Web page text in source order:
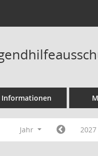
Informationen
Jahr 2027